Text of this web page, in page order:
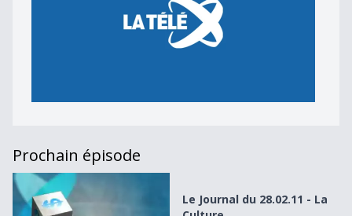
Prochain épisode
Le Journal du 28.02.11 - La Culture
Le Journal du 28.02.11 - La